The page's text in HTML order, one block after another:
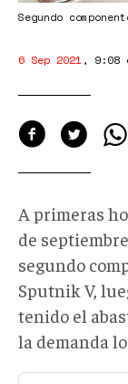
Segundo
6 Sep 2021, 9:08
A primeras
de
segundo
Sputnik V,
tenido el
la demanda